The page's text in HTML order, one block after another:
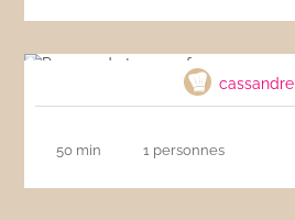
cassandre
50 min 1 personnes